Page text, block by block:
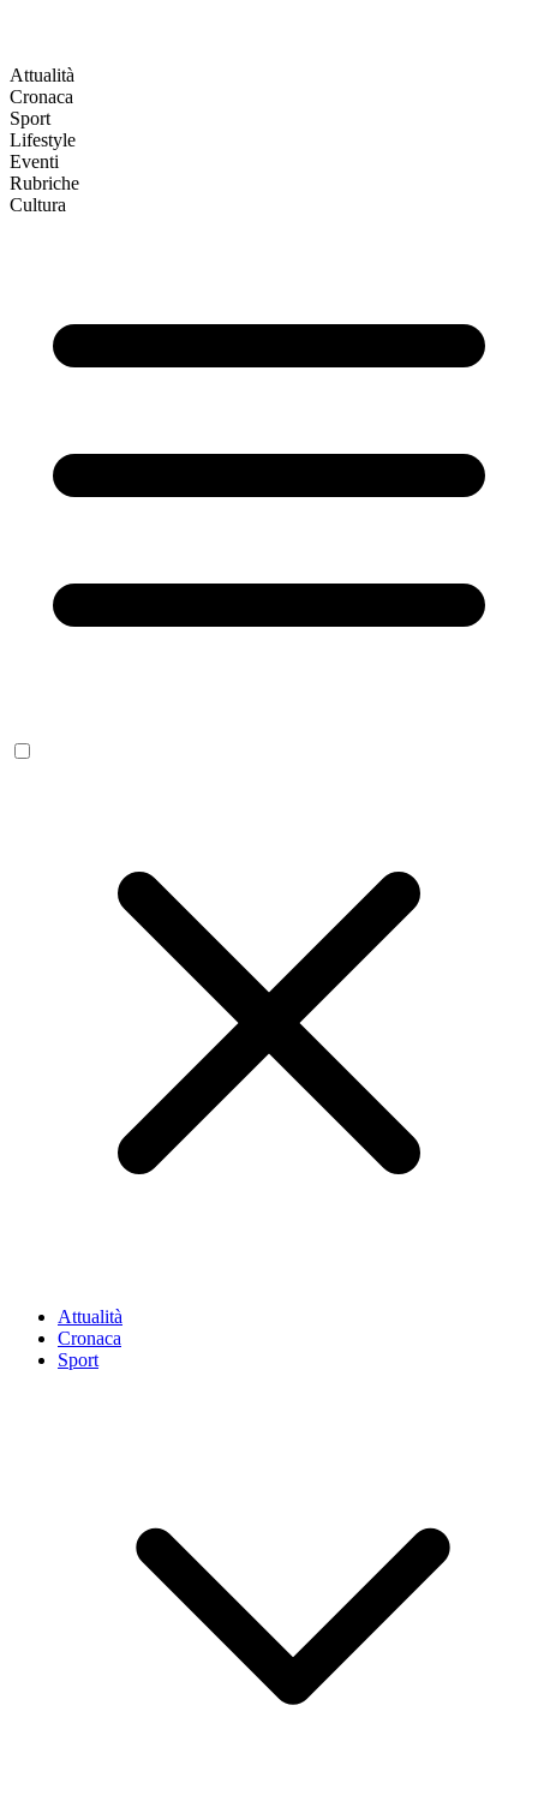
Attualità
Cronaca
Sport
Lifestyle
Eventi
Rubriche
Cultura
Attualità
Cronaca
Sport